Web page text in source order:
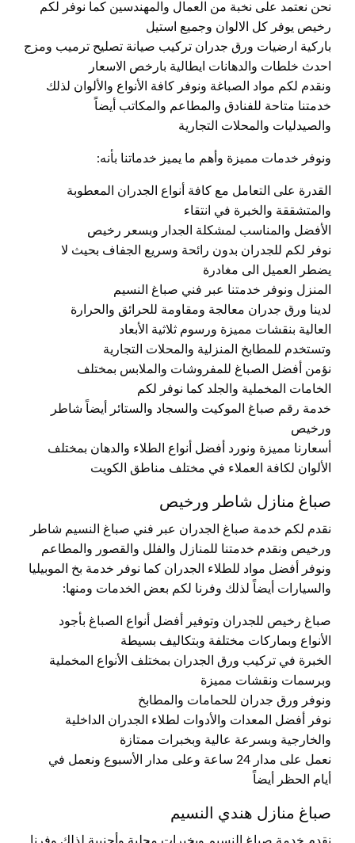
نحن نعتمد على نخبة من العمال والمهندسين كما نوفر لكم
رخيص يوفر كل الالوان وجميع استيل
باركية ارضيات ورق جدران تركيب صيانة تصليح ترميب ومزج
احدث خلطات والدهانات ايطالية بارخص الاسعار
ونقدم لكم مواد الصباغة ونوفر كافة الأنواع والألوان لذلك
خدمتنا متاحة للفنادق والمطاعم والمكاتب أيضاً
والصيدليات والمحلات التجارية
ونوفر خدمات مميزة وأهم ما يميز خدماتنا بأنه:
القدرة على التعامل مع كافة أنواع الجدران المعطوبة
والمتشققة والخبرة في انتقاء
الأفضل والمناسب لمشكلة الجدار وبسعر رخيص
نوفر لكم للجدران بدون رائحة وسريع الجفاف بحيث لا
يضطر العميل الى مغادرة
المنزل ونوفر خدمتنا عبر فني صباغ النسيم
لدينا ورق جدران معالجة ومقاومة للحرائق والحرارة
العالية بنقشات مميزة ورسوم ثلاثية الأبعاد
وتستخدم للمطابخ المنزلية والمحلات التجارية
نؤمن أفضل الصباغ للمفروشات والملابس بمختلف
الخامات المخملية والجلد كما نوفر لكم
خدمة رقم صباغ الموكيت والسجاد والستائر أيضاً شاطر
ورخيص
أسعارنا مميزة ونورد أفضل أنواع الطلاء والدهان بمختلف
الألوان لكافة العملاء في مختلف مناطق الكويت
صباغ منازل شاطر ورخيص
نقدم لكم خدمة صباغ الجدران عبر فني صباغ النسيم شاطر
ورخيص ونقدم خدمتنا للمنازل والفلل والقصور والمطاعم
ونوفر أفضل مواد للطلاء الجدران كما نوفر خدمة بخ الموبيليا
والسيارات أيضاً لذلك وفرنا لكم بعض الخدمات ومنها:
صباغ رخيص للجدران وتوفير أفضل أنواع الصباغ بأجود
الأنواع وبماركات مختلفة وبتكاليف بسيطة
الخبرة في تركيب ورق الجدران بمختلف الأنواع المخملية
وبرسمات ونقشات مميزة
ونوفر ورق جدران للحمامات والمطابخ
نوفر أفضل المعدات والأدوات لطلاء الجدران الداخلية
والخارجية وبسرعة عالية وبخبرات ممتازة
نعمل على مدار 24 ساعة وعلى مدار الأسبوع ونعمل في
أيام الحظر أيضاً
صباغ منازل هندي النسيم